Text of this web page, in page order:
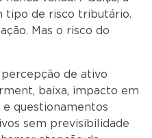
tipo de risco tributário.
Mas o risco do
de ativo
baixa, impacto em
questionamentos
sem previsibilidade